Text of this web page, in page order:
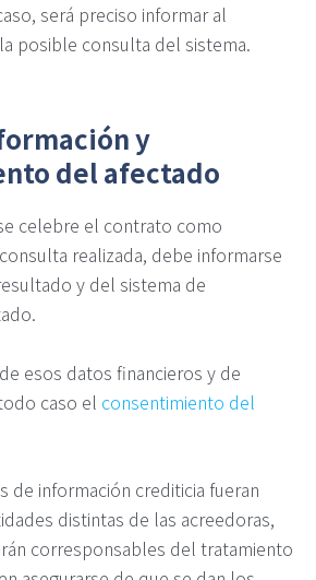
será preciso informar al
posible consulta del sistema.
y
del afectado
celebre el contrato como
realizada, debe informarse
y del sistema de
esos datos financieros y de
caso el consentimiento del
de información crediticia fueran
distintas de las acreedoras,
corresponsables del tratamiento